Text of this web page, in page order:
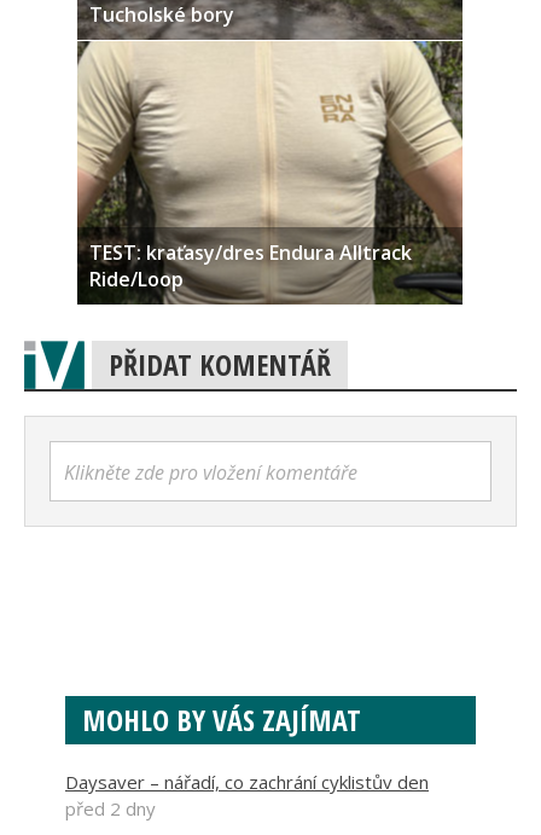
Tucholské bory
TEST: kraťasy/dres Endura Alltrack
Ride/Loop
PŘIDAT KOMENTÁŘ
Klikněte zde pro vložení komentáře
MOHLO BY VÁS ZAJÍMAT
Daysaver – nářadí, co zachrání cyklistův den
před 2 dny